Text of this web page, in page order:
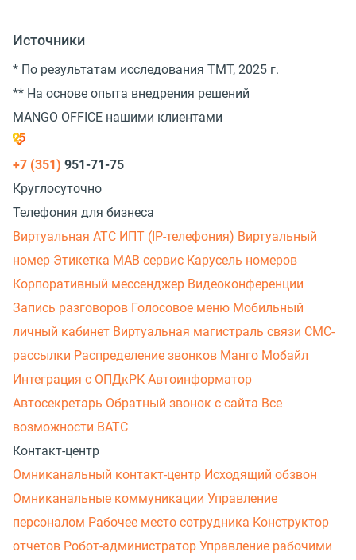
Источники
* По результатам исследования TMT, 2025 г.
** На основе опыта внедрения решений
MANGO OFFICE нашими клиентами
+7 (351) 951-71-75
Круглосуточно
Телефония для бизнеса
Виртуальная АТС ИПТ (IP-телефония) Виртуальный
номер Этикетка МАВ сервис Карусель номеров
Корпоративный мессенджер Видеоконференции
Запись разговоров Голосовое меню Мобильный
личный кабинет Виртуальная магистраль связи СМС-
рассылки Распределение звонков Манго Мобайл
Интеграция с ОПДкРК Автоинформатор
Автосекретарь Обратный звонок с сайта Все
возможности ВАТС
Контакт-центр
Омниканальный контакт-центр Исходящий обзвон
Омниканальные коммуникации Управление
персоналом Рабочее место сотрудника Конструктор
отчетов Робот-администратор Управление рабочими